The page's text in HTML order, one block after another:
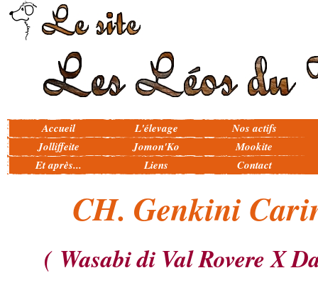
Accueil L'élevage
Nos actifs
Jolliffeite
Jomon'Ko
Mookite
Et après...
Liens Contact
CH. Genkini
( Wasabi di Val Rovere X